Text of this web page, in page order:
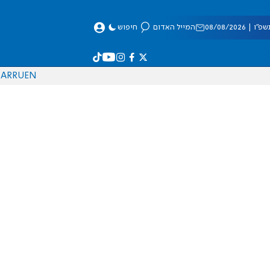
08/2026 המייל האדום חיפוש
EN
RU
AR